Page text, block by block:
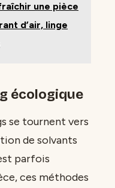
une pièce
d’air, linge
écologique
se tournent vers
de solvants
parfois
ces méthodes